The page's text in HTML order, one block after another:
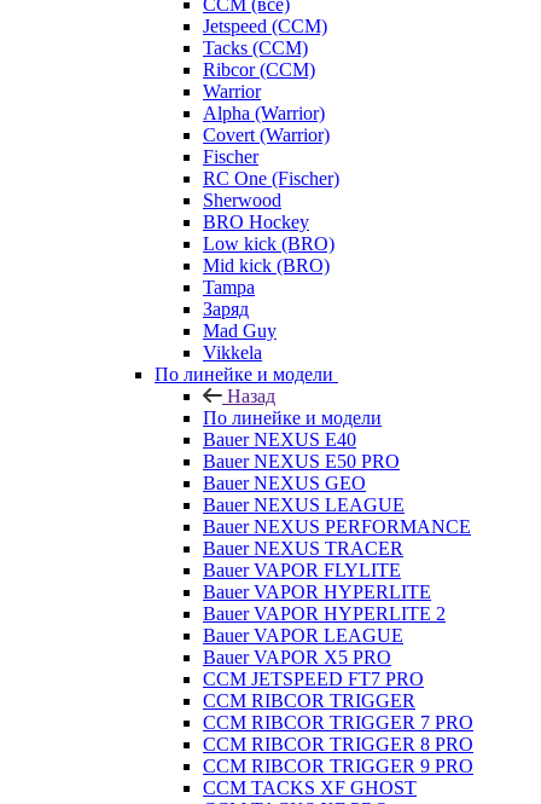
CCM (все)
Jetspeed (CCM)
Tacks (CCM)
Ribcor (CCM)
Warrior
Alpha (Warrior)
Covert (Warrior)
Fischer
RC One (Fischer)
Sherwood
BRO Hockey
Low kick (BRO)
Mid kick (BRO)
Tampa
Заряд
Mad Guy
Vikkela
По линейке и модели
Назад
По линейке и модели
Bauer NEXUS E40
Bauer NEXUS E50 PRO
Bauer NEXUS GEO
Bauer NEXUS LEAGUE
Bauer NEXUS PERFORMANCE
Bauer NEXUS TRACER
Bauer VAPOR FLYLITE
Bauer VAPOR HYPERLITE
Bauer VAPOR HYPERLITE 2
Bauer VAPOR LEAGUE
Bauer VAPOR X5 PRO
CCM JETSPEED FT7 PRO
CCM RIBCOR TRIGGER
CCM RIBCOR TRIGGER 7 PRO
CCM RIBCOR TRIGGER 8 PRO
CCM RIBCOR TRIGGER 9 PRO
CCM TACKS XF GHOST